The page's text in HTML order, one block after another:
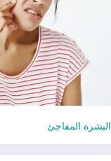
المفاجئ